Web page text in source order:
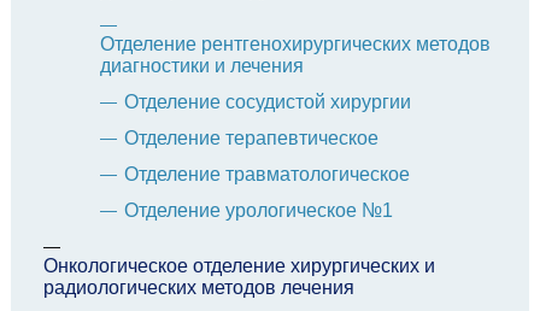
Отделение рентгенохирургических методов
диагностики и лечения
Отделение сосудистой хирургии
Отделение терапевтическое
Отделение травматологическое
Отделение урологическое №1
Онкологическое отделение хирургических и
радиологических методов лечения